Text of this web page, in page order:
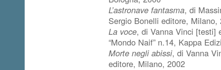
L’astronave fantasma, di
Sergio Bonelli editore, Milano,
La voce, di Vanna Vinci [testi]
“Mondo Naif” n.14, Kappa
Morte negli abissi, di Vanna
editore, Milano, 2002